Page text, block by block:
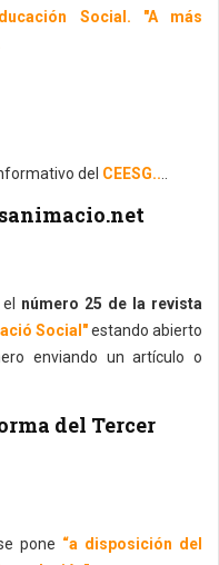
Social. "A más
del CEESG..
número 25 de la revista
Social"estando abierto
enviando un artículo o
del Tercer
pone “a disposición del